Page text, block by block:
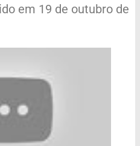
em 19 de outubro de